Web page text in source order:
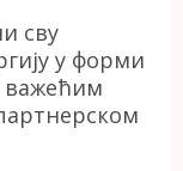
сву
у форми
важећим